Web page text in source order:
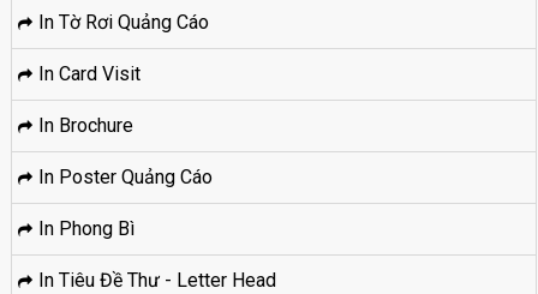
In Tờ Rơi Quảng Cáo
In Card Visit
In Brochure
In Poster Quảng Cáo
In Phong Bì
In Tiêu Đề Thư - Letter Head